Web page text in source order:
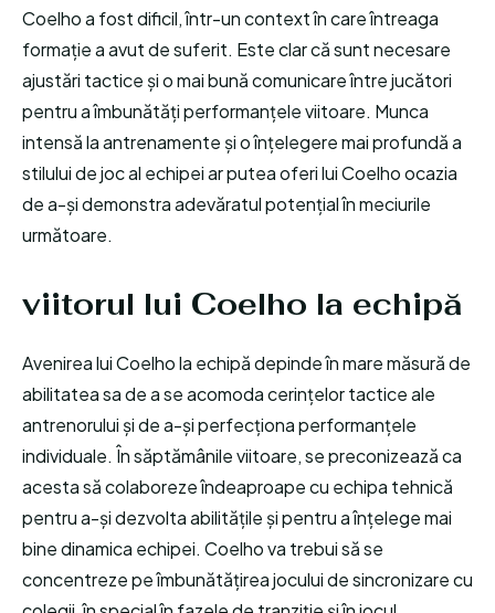
Coelho a fost dificil, într-un context în care întreaga
formație a avut de suferit. Este clar că sunt necesare
ajustări tactice și o mai bună comunicare între jucători
pentru a îmbunătăți performanțele viitoare. Munca
intensă la antrenamente și o înțelegere mai profundă a
stilului de joc al echipei ar putea oferi lui Coelho ocazia
de a-și demonstra adevăratul potențial în meciurile
următoare.
viitorul lui Coelho la echipă
Avenirea lui Coelho la echipă depinde în mare măsură de
abilitatea sa de a se acomoda cerințelor tactice ale
antrenorului și de a-și perfecționa performanțele
individuale. În săptămânile viitoare, se preconizează ca
acesta să colaboreze îndeaproape cu echipa tehnică
pentru a-și dezvolta abilitățile și pentru a înțelege mai
bine dinamica echipei. Coelho va trebui să se
concentreze pe îmbunătățirea jocului de sincronizare cu